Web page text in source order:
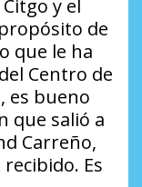
y el
de
que le ha
Centro de
es bueno
que salió a
Carreño,
Es